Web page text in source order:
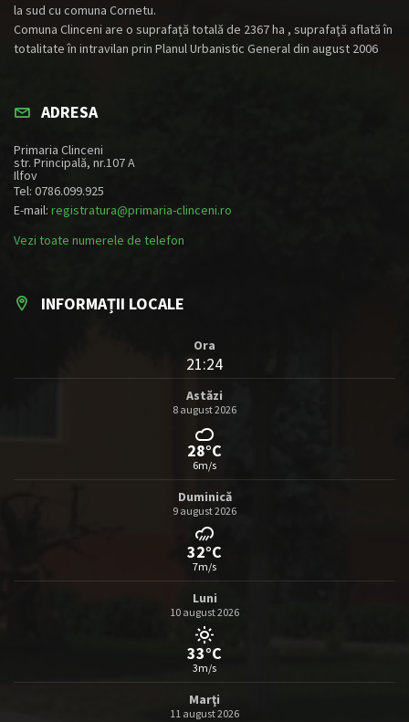
la sud cu comuna Cornetu.
Comuna Clinceni are o suprafaţă totală de 2367 ha , suprafaţă aflată în
totalitate în intravilan prin Planul Urbanistic General din august 2006
ADRESA
Primaria Clinceni
str. Principală, nr.107 A
Ilfov
Tel: 0786.099.925
E-mail: registratura@primaria-clinceni.ro
Vezi toate numerele de telefon
INFORMAȚII LOCALE
Ora
21:24
Astăzi
8 august 2026
28°C
6m/s
Duminică
9 august 2026
32°C
7m/s
Luni
10 august 2026
33°C
3m/s
Marţi
11 august 2026